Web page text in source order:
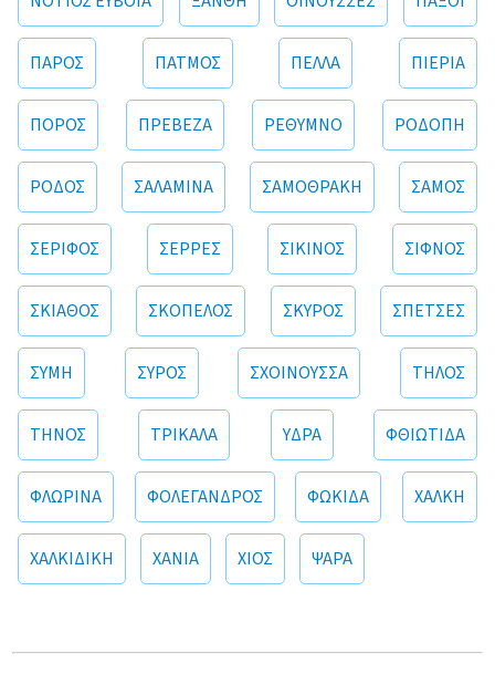
ΠΑΡΟΣ ΠΑΤΜΟΣ ΠΕΛΛΑ ΠΙΕΡΙΑ
ΠΟΡΟΣ ΠΡΕΒΕΖΑ ΡΕΘΥΜΝΟ ΡΟΔΟΠΗ
ΡΟΔΟΣ ΣΑΛΑΜΙΝΑ ΣΑΜΟΘΡΑΚΗ ΣΑΜΟΣ
ΣΕΡΙΦΟΣ ΣΕΡΡΕΣ ΣΙΚΙΝΟΣ ΣΙΦΝΟΣ
ΣΚΙΑΘΟΣ ΣΚΟΠΕΛΟΣ ΣΚΥΡΟΣ ΣΠΕΤΣΕΣ
ΣΥΜΗ ΣΥΡΟΣ ΣΧΟΙΝΟΥΣΣΑ ΤΗΛΟΣ
ΤΗΝΟΣ ΤΡΙΚΑΛΑ ΥΔΡΑ ΦΘΙΩΤΙΔΑ
ΦΛΩΡΙΝΑ ΦΟΛΕΓΑΝΔΡΟΣ ΦΩΚΙΔΑ ΧΑΛΚΗ
ΧΑΛΚΙΔΙΚΗ ΧΑΝΙΑ ΧΙΟΣ ΨΑΡΑ